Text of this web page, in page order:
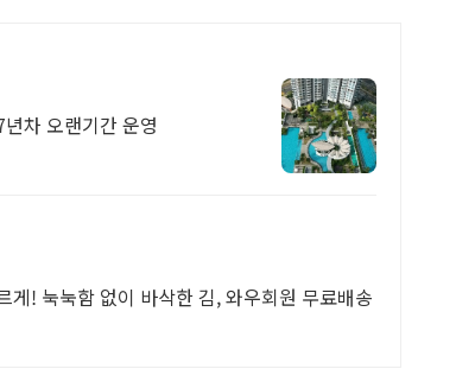
차 오랜기간 운영
! 눅눅함 없이 바삭한 김, 와우회원 무료배송